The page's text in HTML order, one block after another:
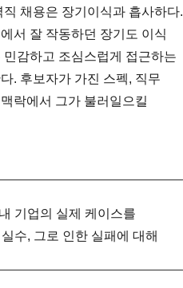
채용은 장기이식과 흡사하다.
서 잘 작동하던 장기도 이식
감하고 조심스럽게 접근하는
. 후보자가 가진 스펙, 직무
락에서 그가 불러일으킬
기업의 실제 케이스를
수, 그로 인한 실패에 대해